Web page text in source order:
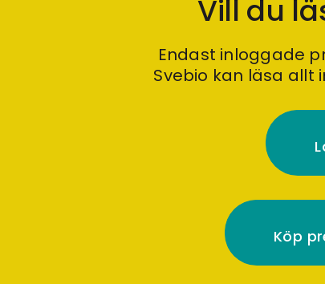
Vill du
Endast inloggade
Svebio kan läsa allt
Köp